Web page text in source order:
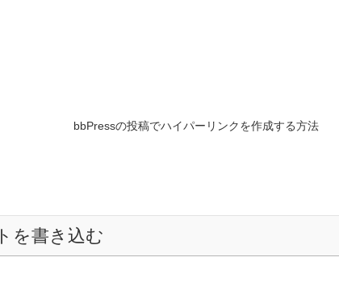
bbPressの投稿でハイパーリンクを作成する方法
を書き込む